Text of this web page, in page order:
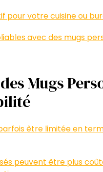
pour votre cuisine ou
avec des mugs
Mugs
être limitée en
peuvent être plus